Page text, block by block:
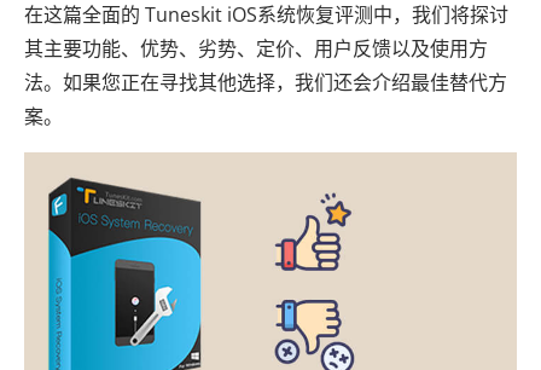
在这篇全面的 Tuneskit iOS系统恢复评测中，我们将探讨
其主要功能、优势、劣势、定价、用户反馈以及使用方
法。如果您正在寻找其他选择，我们还会介绍最佳替代方
案。